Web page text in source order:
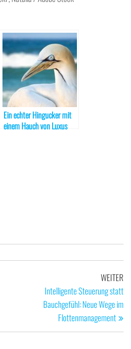
Ein echter Hingucker mit
einem Hauch von Luxus
WEITER
Intelligente Steuerung statt
Bauchgefühl: Neue Wege im
Flottenmanagement